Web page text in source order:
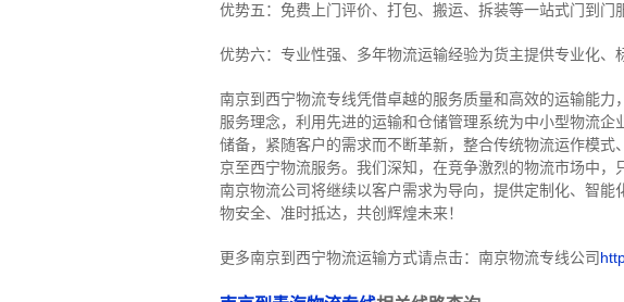
优势五：免费上门评价、打包、搬运、拆装等一站式门到门
优势六：专业性强、多年物流运输经验为货主提供专业化、
南京到西宁物流专线凭借卓越的服务质量和高效的运输能力
服务理念，利用先进的运输和仓储管理系统为中小型物流
储备，紧随客户的需求而不断革新，整合传统物流运作模
京至西宁物流服务。 我们深知，在竞争激烈的物流市场中，
南京物流公司将继续以客户需求为导向，提供定制化、智
物安全、准时抵达，共创辉煌未来！
更多南京到西宁物流运输方式请点击：南京物流专线公司